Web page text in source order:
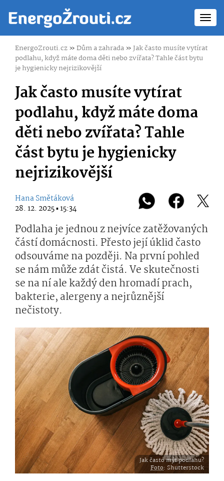
EnergoZrouti.cz»Dům a zahrada» Jak často musíte vytírat
podlahu, když máte doma děti nebo zvířata? Tahle část bytu
je hygienicky nejrizikovější
Jak často musíte vytírat
podlahu, když máte doma
děti nebo zvířata? Tahle
část bytu je hygienicky
nejrizikovější
Hana Smětáková
28. 12. 2025 ▪ 15:34
Podlaha je jednou z nejvíce zatěžovaných
částí domácnosti. Přesto její úklid často
odsouváme na později. Na první pohled
se nám může zdát čistá. Ve skutečnosti
se na ní ale každý den hromadí prach,
bakterie, alergeny a nejrůznější
nečistoty.
Jak často mýt podlahu?
Foto: Shutterstock